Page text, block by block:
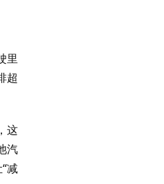
里
超
这
汽
减